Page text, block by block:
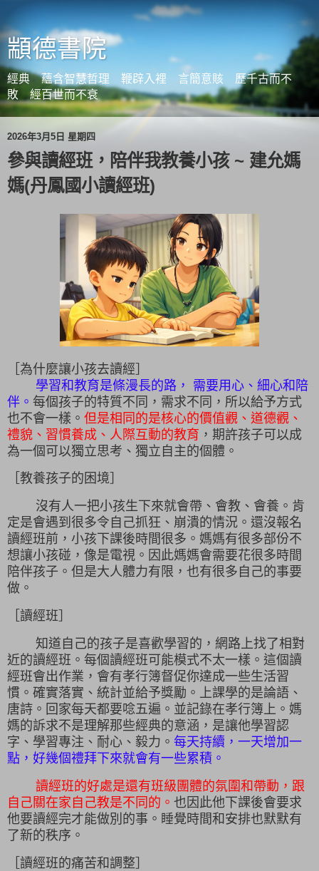
顓德書院
經典 蘊含智慧哲理 鞭辟入裡 言簡意賅 歷千古而不
敗 經百世而不衰
2026年3月5日 星期四
參與讀經班，陪伴我教養小孩 ~ 建允媽
媽(丹鳳國小讀經班)
［為什麼讓小孩去讀經］
學習和教育是條漫長的路， 需要用心、細心和陪
伴。 每個孩子的特質不同，需求不同，所以給予方式
也不會一樣。 但是相同的是核心的價值觀、道德觀、
禮貌、習慣養成、人際互動的教育 ，期許孩子可以成
為一個可以獨立思考、獨立自主的個體。
［教養孩子的困境］
沒有人一把小孩生下來就會帶、會教、會養。肯
定是會遇到很多令自己抓狂、崩潰的情況。還沒報名
讀經班前，小孩下課後時間很多。媽媽有很多部份不
想讓小孩碰，像是電視。因此媽媽會需要花很多時間
陪伴孩子。但是大人體力有限，也有很多自己的事要
做。
［讀經班］
知道自己的孩子是喜歡學習的，網路上找了相對
近的讀經班。每個讀經班可能模式不太一樣。這個讀
經班會出作業，會有孝行簿督促你達成一些生活習
慣。確實落實、統計並給予獎勵。上課學的是論語、
唐詩。回家每天都要唸五遍。並記錄在孝行簿上。媽
媽的訴求不是理解那些經典的意涵，是讓他學習認
字、學習專注、耐心、毅力。 每天持續，一天增加一
點，好幾個禮拜下來就會有一些累積。
讀經班的好處是還有班級團體的氛圍和帶動，跟
自己關在家自己教是不同的。 也因此他下課後會要求
他要讀經完才能做別的事。睡覺時間和安排也默默有
了新的秩序。
［讀經班的痛苦和調整］